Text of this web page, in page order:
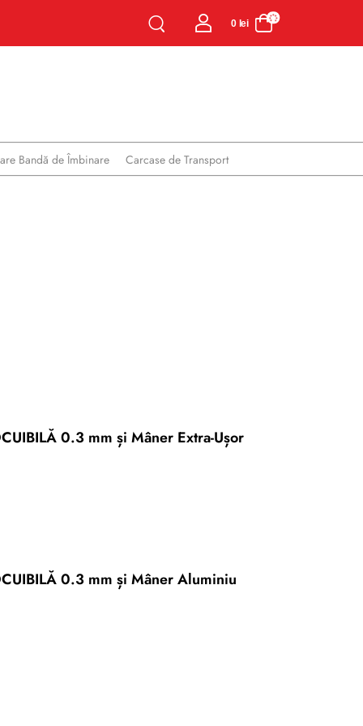
0 lei
Bandă de Îmbinare Carcase de Transport
0.3 mm și Mâner Extra-Ușor
0.3 mm și Mâner Aluminiu